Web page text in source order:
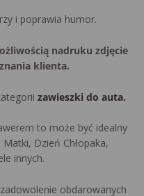
i poprawia humor.
nadruku zdjęcie
klienta.
zawieszki do auta.
to może być idealny
Dzień Chłopaka,
innych.
obdarowanych